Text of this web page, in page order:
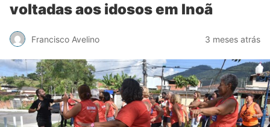
voltadas aos idosos em Inoã
Francisco Avelino 3 meses atrás